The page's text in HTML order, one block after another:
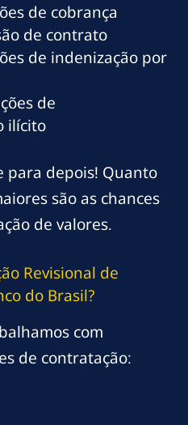
de cobrança
de contrato
de indenização por
de
ilícito
para depois! Quanto
são as chances
de valores.
Revisional de
do Brasil?
com
de contratação: